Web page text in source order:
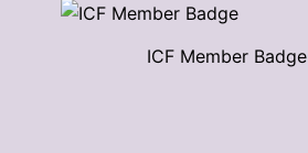
ICF Member Badge